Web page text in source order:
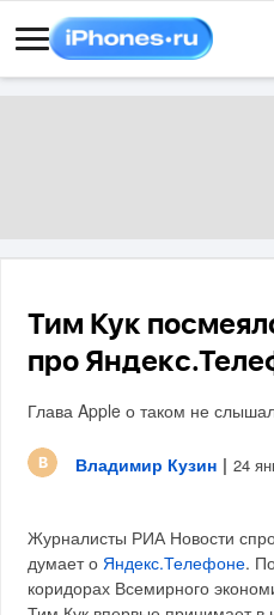
Тим Кук
про
Глава Apple о таком не
Владимир Кузин | 24
Журналисты РИА Новости
думает оЯндекс.Телефоне.
коридорах Всемирного